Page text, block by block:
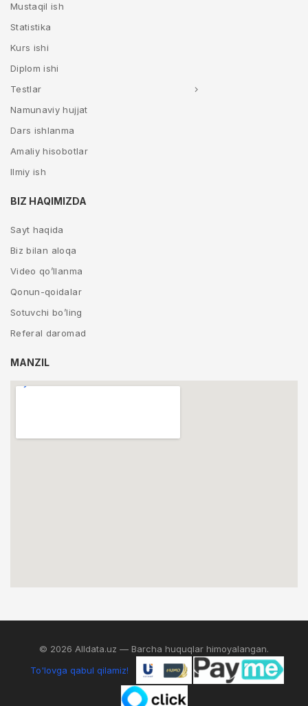
Mustaqil ish
Statistika
Kurs ishi
Diplom ishi
Testlar
Namunaviy hujjat
Dars ishlanma
Amaliy hisobotlar
Ilmiy ish
BIZ HAQIMIZDA
Sayt haqida
Biz bilan aloqa
Video qo’llanma
Qonun-qoidalar
Sotuvchi bo’ling
Referal daromad
MANZIL
© 2026 Alldata.uz — Barcha huquqlar himoyalangan.
To'lovga qabul qilamiz!